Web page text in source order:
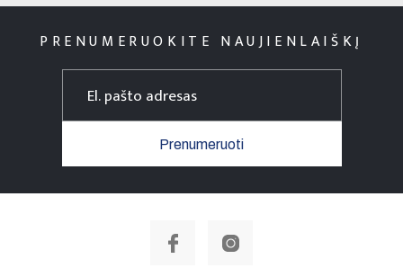
PRENUMERUOKITE NAUJIENLAIŠKĮ
Prenumeruoti